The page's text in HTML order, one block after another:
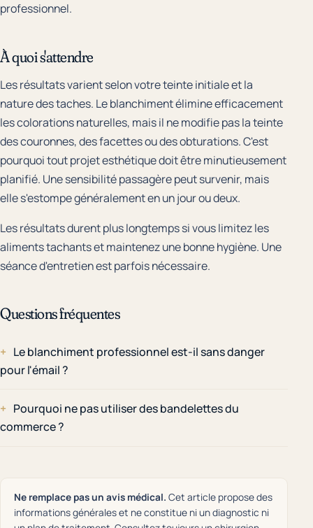
professionnel.
À quoi s'attendre
Les résultats varient selon votre teinte initiale et la
nature des taches. Le blanchiment élimine efficacement
les colorations naturelles, mais il ne modifie pas la teinte
des couronnes, des facettes ou des obturations. C'est
pourquoi tout projet esthétique doit être minutieusement
planifié. Une sensibilité passagère peut survenir, mais
elle s'estompe généralement en un jour ou deux.
Les résultats durent plus longtemps si vous limitez les
aliments tachants et maintenez une bonne hygiène. Une
séance d'entretien est parfois nécessaire.
Questions fréquentes
Le blanchiment professionnel est-il sans danger
pour l'émail ?
Pourquoi ne pas utiliser des bandelettes du
commerce ?
Ne remplace pas un avis médical. Cet article propose des
informations générales et ne constitue ni un diagnostic ni